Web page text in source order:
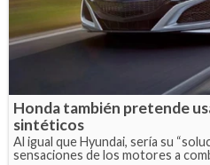
Honda también pretende
sintéticos
Al igual que Hyundai, sería su
sensaciones de los motores a